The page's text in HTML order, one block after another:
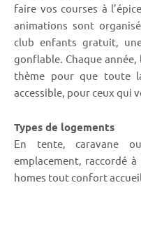
faire vos courses à
animations sont
club enfants gratuit,
gonflable. Chaque année,
thème pour que toute
accessible, pour ceux qui
Types de logements
En tente, caravane
emplacement, raccordé à
homes tout confort